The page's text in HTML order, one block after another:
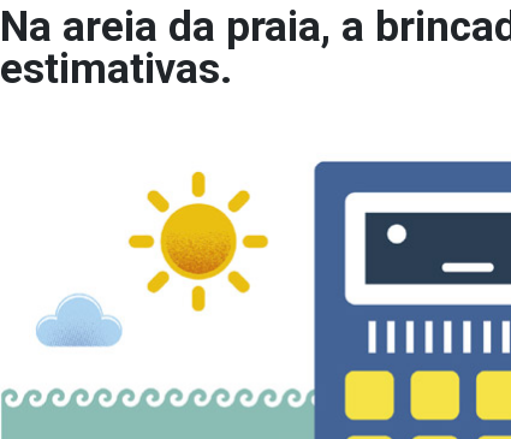
Na areia da praia, a
estimativas.